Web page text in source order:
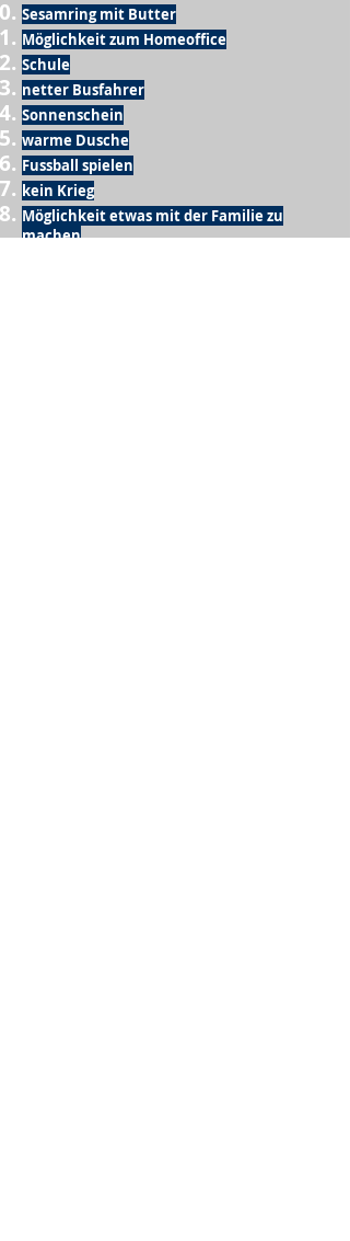
Sesamring mit Butter
Möglichkeit zum Homeoffice
Schule
netter Busfahrer
Sonnenschein
warme Dusche
Fussball spielen
kein Krieg
Möglichkeit etwas mit der Familie zu
machen